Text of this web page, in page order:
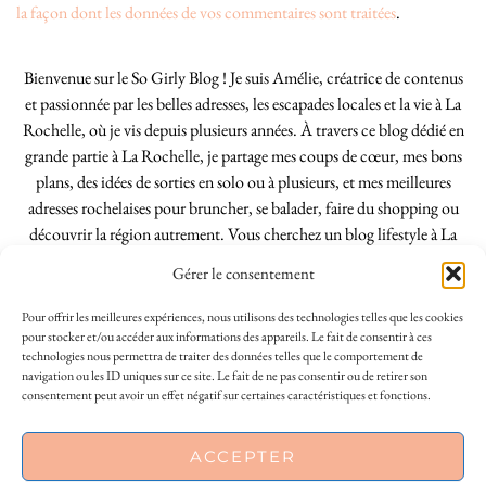
Gérer le consentement
Pour offrir les meilleures expériences, nous utilisons des technologies telles que les cookies
pour stocker et/ou accéder aux informations des appareils. Le fait de consentir à ces
technologies nous permettra de traiter des données telles que le comportement de
navigation ou les ID uniques sur ce site. Le fait de ne pas consentir ou de retirer son
consentement peut avoir un effet négatif sur certaines caractéristiques et fonctions.
ACCEPTER
la façon dont les données de vos commentaires sont traitées.
Bienvenue sur le So Girly Blog ! Je suis Amélie, créatrice de contenus
et passionnée par les belles adresses, les escapades locales et la vie à La
Rochelle, où je vis depuis plusieurs années. À travers ce blog dédié en
grande partie à La Rochelle, je partage mes coups de cœur, mes bons
plans, des idées de sorties en solo ou à plusieurs, et mes meilleures
adresses rochelaises pour bruncher, se balader, faire du shopping ou
découvrir la région autrement. Vous cherchez un blog lifestyle à La
Rochelle, tenu par une locale ? Vous êtes au bon endroit. Que vous
soyez Rochelais·e ou de passage dans notre belle ville, j’espère que mes
articles vous aideront à profiter de La Rochelle comme un·e vrai·e
initié·e. !